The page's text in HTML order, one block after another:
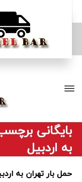
بایگانی
به اردبیل
حمل بار تهران به